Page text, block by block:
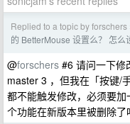
Replied to a topic by forschers
的 BetterMouse 设置么？ 怎么
@forschers #6 请问一下修
master 3 ，但我在「按键/
都不能触发修改，必须要
个功能在新版本里被删除了